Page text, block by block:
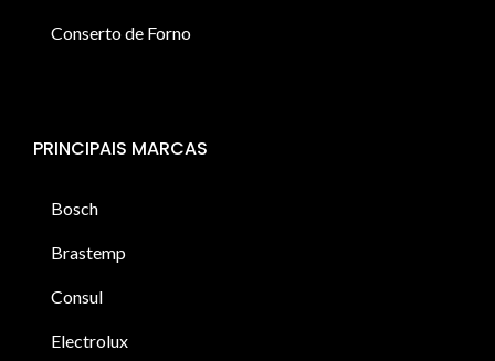
Conserto de Forno
PRINCIPAIS MARCAS
Bosch
Brastemp
Consul
Electrolux